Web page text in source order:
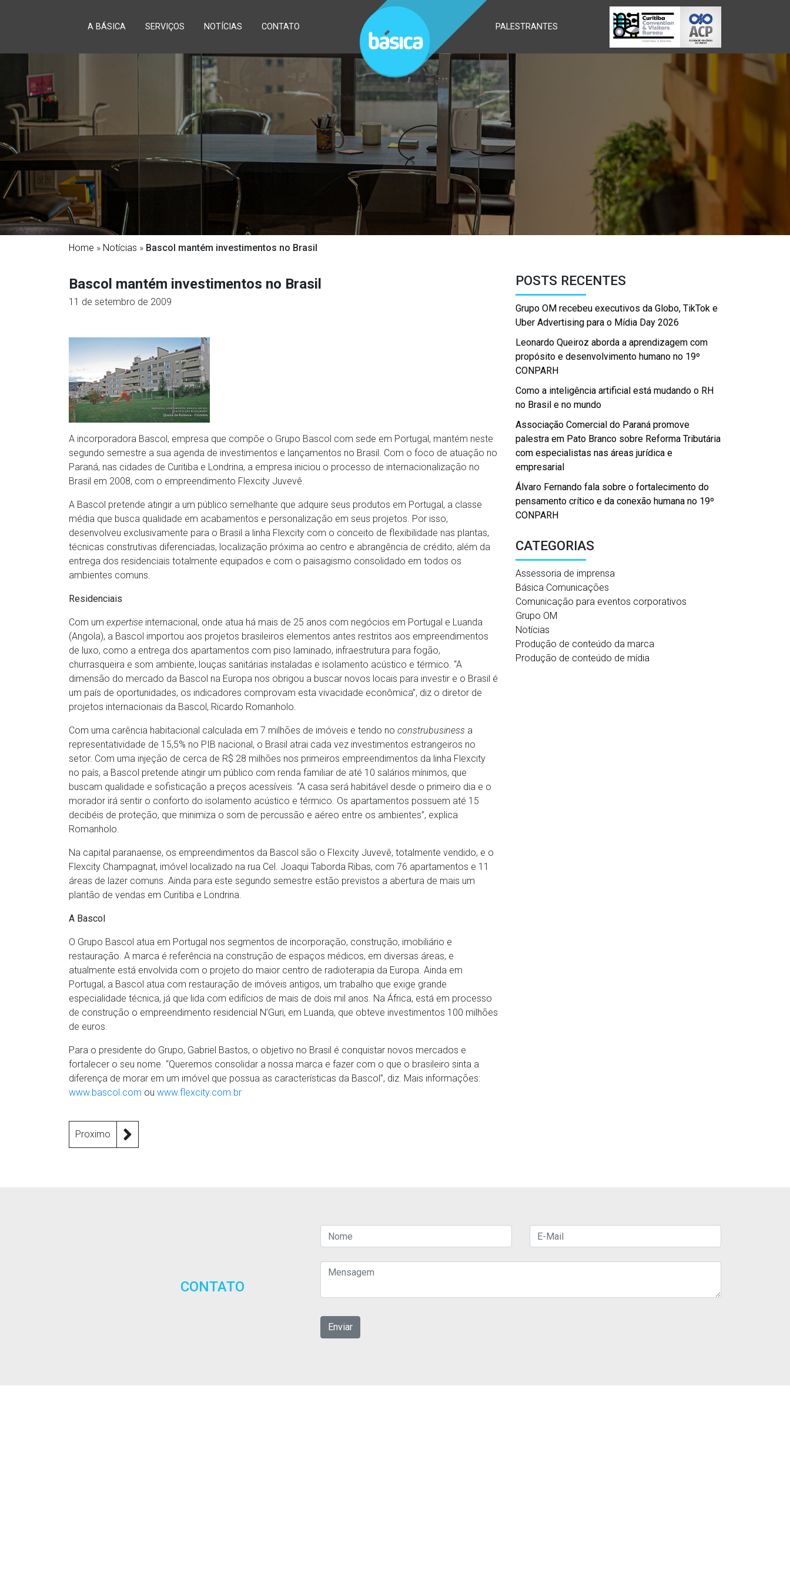
A BÁSICA SERVIÇOS NOTÍCIAS CONTATO PALESTRANTES
Home » Notícias » Bascol mantém investimentos no Brasil
Bascol mantém investimentos no Brasil
11 de setembro de 2009
A incorporadora Bascol, empresa que compõe o Grupo Bascol com sede em Portugal, mantém neste
segundo semestre a sua agenda de investimentos e lançamentos no Brasil. Com o foco de atuação no
Paraná, nas cidades de Curitiba e Londrina, a empresa iniciou o processo de internacionalização no
Brasil em 2008, com o empreendimento Flexcity Juvevê.
A Bascol pretende atingir a um público semelhante que adquire seus produtos em Portugal, a classe
média que busca qualidade em acabamentos e personalização em seus projetos. Por isso,
desenvolveu exclusivamente para o Brasil a linha Flexcity com o conceito de flexibilidade nas plantas,
técnicas construtivas diferenciadas, localização próxima ao centro e abrangência de crédito, além da
entrega dos residenciais totalmente equipados e com o paisagismo consolidado em todos os
ambientes comuns.
Residenciais
Com um expertise internacional, onde atua há mais de 25 anos com negócios em Portugal e Luanda
(Angola), a Bascol importou aos projetos brasileiros elementos antes restritos aos empreendimentos
de luxo, como a entrega dos apartamentos com piso laminado, infraestrutura para fogão,
churrasqueira e som ambiente, louças sanitárias instaladas e isolamento acústico e térmico. “A
dimensão do mercado da Bascol na Europa nos obrigou a buscar novos locais para investir e o Brasil é
um país de oportunidades, os indicadores comprovam esta vivacidade econômica”, diz o diretor de
projetos internacionais da Bascol, Ricardo Romanholo.
Com uma carência habitacional calculada em 7 milhões de imóveis e tendo no construbusiness a
representatividade de 15,5% no PIB nacional, o Brasil atrai cada vez investimentos estrangeiros no
setor. Com uma injeção de cerca de R$ 28 milhões nos primeiros empreendimentos da linha Flexcity
no país, a Bascol pretende atingir um público com renda familiar de até 10 salários mínimos, que
buscam qualidade e sofisticação a preços acessíveis. “A casa será habitável desde o primeiro dia e o
morador irá sentir o conforto do isolamento acústico e térmico. Os apartamentos possuem até 15
decibéis de proteção, que minimiza o som de percussão e aéreo entre os ambientes”, explica
Romanholo.
Na capital paranaense, os empreendimentos da Bascol são o Flexcity Juvevê, totalmente vendido, e o
Flexcity Champagnat, imóvel localizado na rua Cel. Joaqui Taborda Ribas, com 76 apartamentos e 11
áreas de lazer comuns. Ainda para este segundo semestre estão previstos a abertura de mais um
plantão de vendas em Curitiba e Londrina.
A Bascol
O Grupo Bascol atua em Portugal nos segmentos de incorporação, construção, imobiliário e
restauração. A marca é referência na construção de espaços médicos, em diversas áreas, e
atualmente está envolvida com o projeto do maior centro de radioterapia da Europa. Ainda em
Portugal, a Bascol atua com restauração de imóveis antigos, um trabalho que exige grande
especialidade técnica, já que lida com edifícios de mais de dois mil anos. Na África, está em processo
de construção o empreendimento residencial N’Guri, em Luanda, que obteve investimentos 100 milhões
de euros.
Para o presidente do Grupo, Gabriel Bastos, o objetivo no Brasil é conquistar novos mercados e
fortalecer o seu nome. “Queremos consolidar a nossa marca e fazer com o que o brasileiro sinta a
diferença de morar em um imóvel que possua as características da Bascol”, diz. Mais informações:
www.bascol.com ou www.flexcity.com.br
Proximo
POSTS RECENTES
Grupo OM recebeu executivos da Globo, TikTok e
Uber Advertising para o Mídia Day 2026
Leonardo Queiroz aborda a aprendizagem com
propósito e desenvolvimento humano no 19º
CONPARH
Como a inteligência artificial está mudando o RH
no Brasil e no mundo
Associação Comercial do Paraná promove
palestra em Pato Branco sobre Reforma Tributária
com especialistas nas áreas jurídica e
empresarial
Álvaro Fernando fala sobre o fortalecimento do
pensamento crítico e da conexão humana no 19º
CONPARH
CATEGORIAS
Assessoria de imprensa
Básica Comunicações
Comunicação para eventos corporativos
Grupo OM
Notícias
Produção de conteúdo da marca
Produção de conteúdo de mídia
CONTATO